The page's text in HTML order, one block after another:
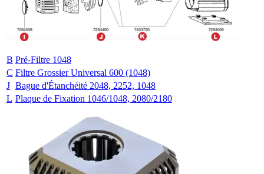
B Pré-Filtre 1048
C Filtre Grossier Universal 600 (1048)
J Bague d'Étanchéité 2048, 2252, 1048
L Plaque de Fixation 1046/1048, 2080/2180